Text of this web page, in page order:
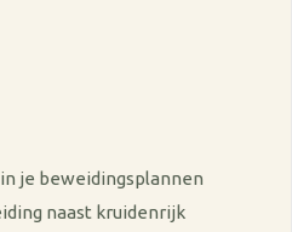
je beweidingsplannen
naast kruidenrijk